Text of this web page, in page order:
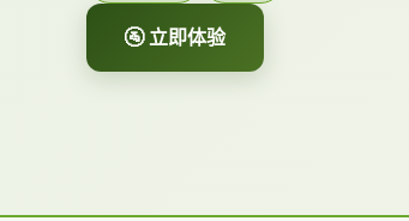
🚰 立即体验